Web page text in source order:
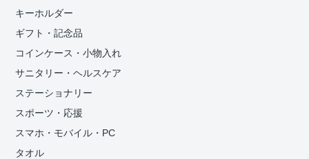
キーホルダー
ギフト・記念品
コインケース・小物入れ
サニタリー・ヘルスケア
ステーショナリー
スポーツ・応援
スマホ・モバイル・PC
タオル